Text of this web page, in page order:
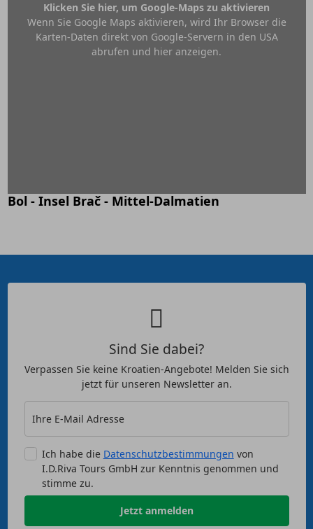
Klicken Sie hier, um Google-Maps zu aktivieren
Wenn Sie Google Maps aktivieren, wird Ihr Browser die
Karten-Daten direkt von Google-Servern in den USA
abrufen und hier anzeigen.
Bol - Insel Brač - Mittel-Dalmatien
Sind Sie dabei?
Verpassen Sie keine Kroatien-Angebote! Melden Sie sich
jetzt für unseren Newsletter an.
Ihre E-Mail Adresse
Ich habe die Datenschutzbestimmungen von
I.D.Riva Tours GmbH zur Kenntnis genommen und
stimme zu.
Jetzt anmelden